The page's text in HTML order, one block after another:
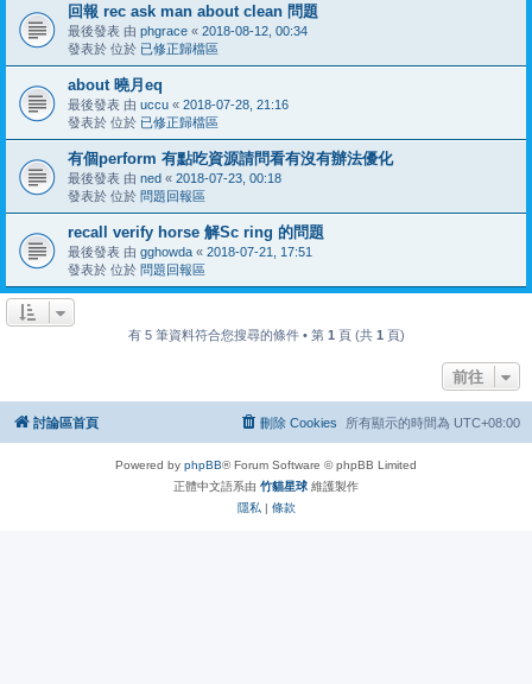
回報 rec ask man about clean 問題
最後發表 由 phgrace « 2018-08-12, 00:34
發表於 位於 已修正歸檔區
about 曉月eq
最後發表 由 uccu « 2018-07-28, 21:16
發表於 位於 已修正歸檔區
有個perform 有點吃資源請問看有沒有辦法優化
最後發表 由 ned « 2018-07-23, 00:18
發表於 位於 問題回報區
recall verify horse 解Sc ring 的問題
最後發表 由 gghowda « 2018-07-21, 17:51
發表於 位於 問題回報區
有 5 筆資料符合您搜尋的條件 • 第 1 頁 (共 1 頁)
前往
討論區首頁 所有顯示的時間為 UTC+08:00
刪除 Cookies
Powered by phpBB® Forum Software © phpBB Limited
正體中文語系由 竹貓星球 維護製作
隱私 | 條款